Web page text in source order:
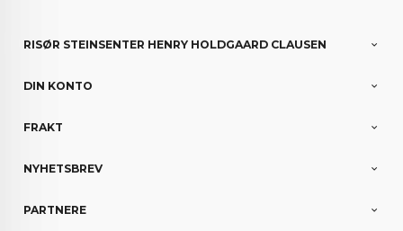
RISØR STEINSENTER HENRY HOLDGAARD CLAUSEN
DIN KONTO
FRAKT
NYHETSBREV
PARTNERE